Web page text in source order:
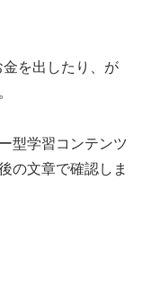
金を出したり、が
型学習コンテンツ
の文章で確認しま